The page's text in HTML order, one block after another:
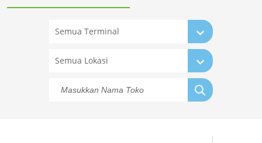
Semua Terminal
Semua Lokasi